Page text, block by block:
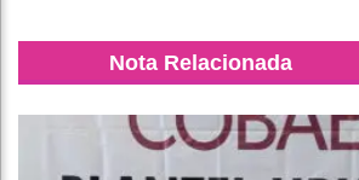
Nota Relacionada